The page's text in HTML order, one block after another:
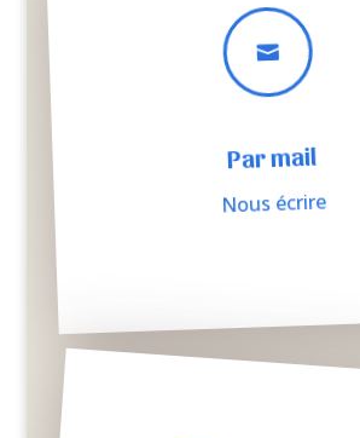

Par mail
Nous écrire